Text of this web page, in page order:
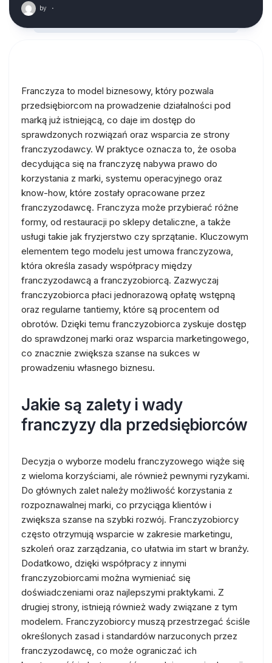
by ·
Franczyza to model biznesowy, który pozwala
przedsiębiorcom na prowadzenie działalności pod
marką już istniejącą, co daje im dostęp do
sprawdzonych rozwiązań oraz wsparcia ze strony
franczyzodawcy. W praktyce oznacza to, że osoba
decydująca się na franczyzę nabywa prawo do
korzystania z marki, systemu operacyjnego oraz
know-how, które zostały opracowane przez
franczyzodawcę. Franczyza może przybierać różne
formy, od restauracji po sklepy detaliczne, a także
usługi takie jak fryzjerstwo czy sprzątanie. Kluczowym
elementem tego modelu jest umowa franczyzowa,
która określa zasady współpracy między
franczyzodawcą a franczyzobiorcą. Zazwyczaj
franczyzobiorca płaci jednorazową opłatę wstępną
oraz regularne tantiemy, które są procentem od
obrotów. Dzięki temu franczyzobiorca zyskuje dostęp
do sprawdzonej marki oraz wsparcia marketingowego,
co znacznie zwiększa szanse na sukces w
prowadzeniu własnego biznesu.
Jakie są zalety i wady
franczyzy dla przedsiębiorców
Decyzja o wyborze modelu franczyzowego wiąże się
z wieloma korzyściami, ale również pewnymi ryzykami.
Do głównych zalet należy możliwość korzystania z
rozpoznawalnej marki, co przyciąga klientów i
zwiększa szanse na szybki rozwój. Franczyzobiorcy
często otrzymują wsparcie w zakresie marketingu,
szkoleń oraz zarządzania, co ułatwia im start w branży.
Dodatkowo, dzięki współpracy z innymi
franczyzobiorcami można wymieniać się
doświadczeniami oraz najlepszymi praktykami. Z
drugiej strony, istnieją również wady związane z tym
modelem. Franczyzobiorcy muszą przestrzegać ściśle
określonych zasad i standardów narzuconych przez
franczyzodawcę, co może ograniczać ich